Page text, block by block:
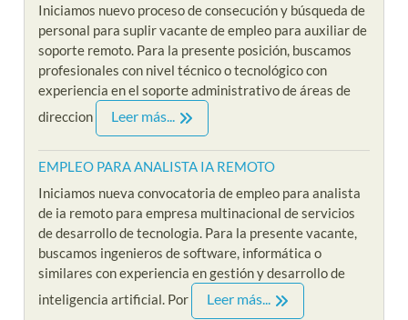
Iniciamos nuevo proceso de consecución y búsqueda de
personal para suplir vacante de empleo para auxiliar de
soporte remoto. Para la presente posición, buscamos
profesionales con nivel técnico o tecnológico con
experiencia en el soporte administrativo de áreas de
direccion
Leer más...
EMPLEO PARA ANALISTA IA REMOTO
Iniciamos nueva convocatoria de empleo para analista
de ia remoto para empresa multinacional de servicios
de desarrollo de tecnologia. Para la presente vacante,
buscamos ingenieros de software, informática o
similares con experiencia en gestión y desarrollo de
inteligencia artificial. Por
Leer más...